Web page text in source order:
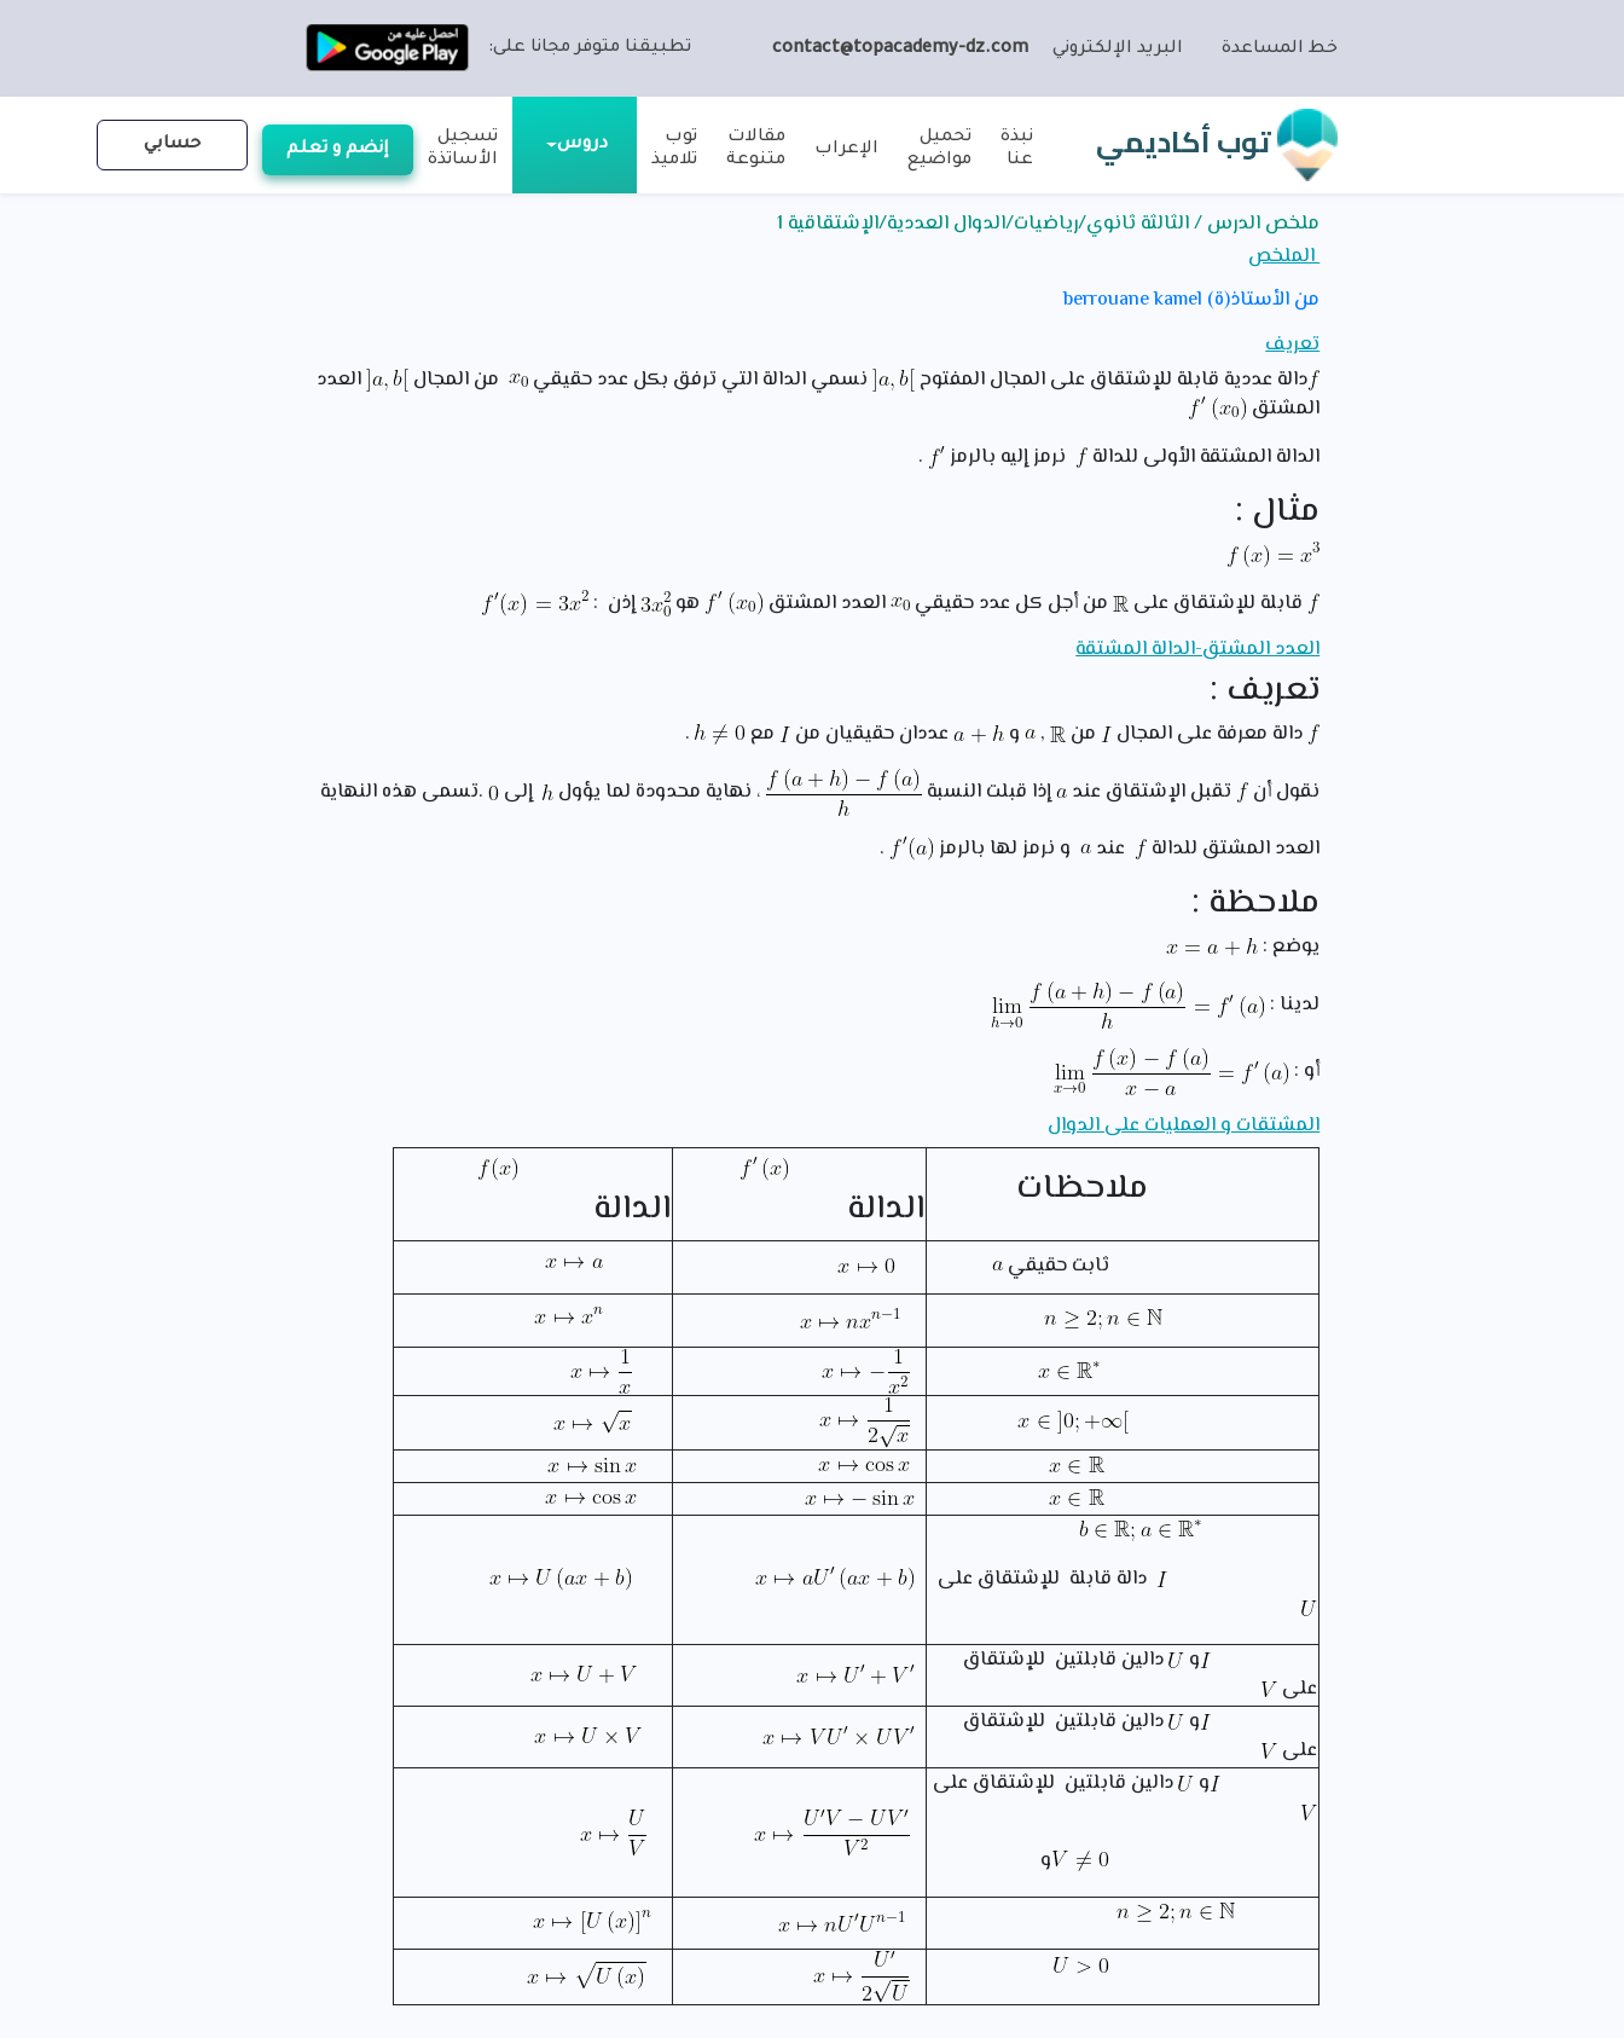
خط المساعدة البريد الإلكتروني contact@topacademy-dz.com تطبيقنا متوفر مجانا على:
توب أكاديمي
نبذة
عنا
تحميل
مواضيع
الإعراب
مقالات
متنوعة
توب
تلاميذ
دروس
تسجيل
الأساتذة
إنضم و تعلم حسابي
ملخص الدرس / الثالثة ثانوي/رياضيات/الدوال العددية/الإشتقاقية 1
الملخص
من الأستاذ(ة) berrouane kamel
تعريف
دالة عددية قابلة للإشتقاق على المجال المفتوح
نسمي الدالة التي ترفق بكل عدد حقيقي من المجال
العدد
المشتق
الدالة المشتقة الأولى للدالة
نرمز إليه بالرمز .
مثال :
قابلة للإشتقاق على من أجل كل عدد حقيقي العدد المشتق هو
إذن :
العدد المشتق-الدالة المشتقة
تعريف :
دالة معرفة على المجال من , و عددان حقيقيان من مع
.
نقول أن
تقبل الإشتقاق عند إذا قبلت النسبة ، نهاية محدودة لما يؤول إلى .تسمى هذه النهاية
العدد المشتق للدالة
عند و نرمز لها بالرمز .
ملاحظة :
يوضع :
لدينا :
أو :
المشتقات و العمليات على الدوال
ملاحظات الدالة الدالة
ثابت حقيقي
دالة قابلة للإشتقاق على
و
دالين قابلتين للإشتقاق
على
و
دالين قابلتين للإشتقاق
على
و
دالين قابلتين للإشتقاق على
و